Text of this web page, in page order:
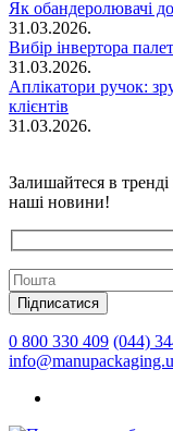
Як обандеролювачі
31.03.2026.
Вибір інвертора
31.03.2026.
Аплікатори ручок:
клієнтів
31.03.2026.
Залишайтеся в
наші новини!
0 800 330 409 (044)